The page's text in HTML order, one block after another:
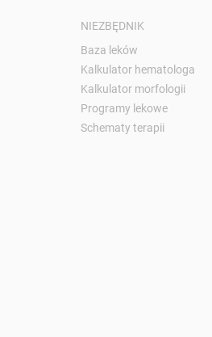
NIEZBĘDNIK
Baza leków
Kalkulator hematologa
Kalkulator morfologii
Programy lekowe
Schematy terapii